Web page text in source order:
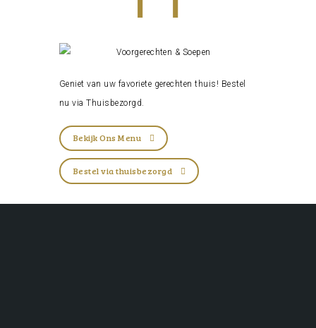
Geniet van uw favoriete gerechten thuis! Bestel
nu viaThuisbezorgd
Bekijk Ons Menu
Bestel via thuisbezorgd